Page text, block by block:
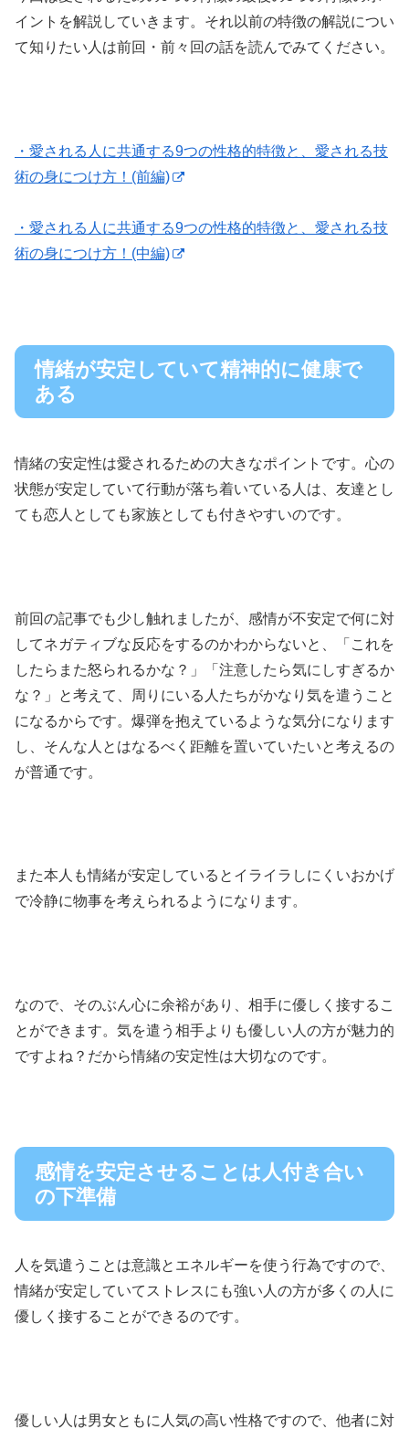
イントを解説していきます。それ以前の特徴の解説につい
て知りたい人は前回・前々回の話を読んでみてください。
・愛される人に共通する9つの性格的特徴と、愛される技
術の身につけ方！(前編)
・愛される人に共通する9つの性格的特徴と、愛される技
術の身につけ方！(中編)
情緒が安定していて精神的に健康で
ある
情緒の安定性は愛されるための大きなポイントです。心の
状態が安定していて行動が落ち着いている人は、友達とし
ても恋人としても家族としても付きやすいのです。
前回の記事でも少し触れましたが、感情が不安定で何に対
してネガティブな反応をするのかわからないと、「これを
したらまた怒られるかな？」「注意したら気にしすぎるか
な？」と考えて、周りにいる人たちがかなり気を遣うこと
になるからです。爆弾を抱えているような気分になります
し、そんな人とはなるべく距離を置いていたいと考えるの
が普通です。
また本人も情緒が安定しているとイライラしにくいおかげ
で冷静に物事を考えられるようになります。
なので、そのぶん心に余裕があり、相手に優しく接するこ
とができます。気を遣う相手よりも優しい人の方が魅力的
ですよね？だから情緒の安定性は大切なのです。
感情を安定させることは人付き合い
の下準備
人を気遣うことは意識とエネルギーを使う行為ですので、
情緒が安定していてストレスにも強い人の方が多くの人に
優しく接することができるのです。
優しい人は男女ともに人気の高い性格ですので、他者に対